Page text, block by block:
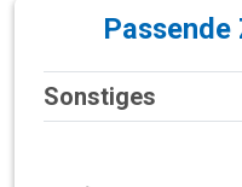
Sonstiges